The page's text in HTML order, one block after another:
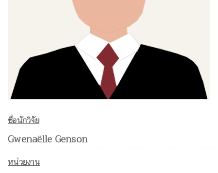
ชื่อนักวิจัย
Gwenaëlle Genson
หน่วยงาน